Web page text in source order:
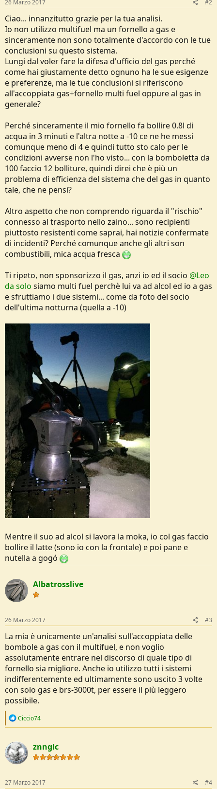
26 Marzo 2017 #2
Ciao... innanzitutto grazie per la tua analisi.
Io non utilizzo multifuel ma un fornello a gas e
sinceramente non sono totalmente d'accordo con le tue
conclusioni su questo sistema.
Lungi dal voler fare la difesa d'ufficio del gas perché
come hai giustamente detto ognuno ha le sue esigenze
e preferenze, ma le tue conclusioni si riferiscono
all'accoppiata gas+fornello multi fuel oppure al gas in
generale?
Perché sinceramente il mio fornello fa bollire 0.8l di
acqua in 3 minuti e l'altra notte a -10 ce ne he messi
comunque meno di 4 e quindi tutto sto calo per le
condizioni avverse non l'ho visto... con la bomboletta da
100 faccio 12 bolliture, quindi direi che è più un
problema di efficienza del sistema che del gas in quanto
tale, che ne pensi?
Altro aspetto che non comprendo riguarda il "rischio"
connesso al trasporto nello zaino... sono recipienti
piuttosto resistenti come saprai, hai notizie confermate
di incidenti? Perché comunque anche gli altri son
combustibili, mica acqua fresca
Ti ripeto, non sponsorizzo il gas, anzi io ed il socio @Leo
da solo siamo multi fuel perchè lui va ad alcol ed io a gas
e sfruttiamo i due sistemi... come da foto del socio
dell'ultima notturna (quella a -10)
Mentre il suo ad alcol si lavora la moka, io col gas faccio
bollire il latte (sono io con la frontale) e poi pane e
nutella a gogó
Albatrosslive
26 Marzo 2017 #3
La mia è unicamente un'analisi sull'accoppiata delle
bombole a gas con il multifuel, e non voglio
assolutamente entrare nel discorso di quale tipo di
fornello sia migliore. Anche io utilizzo tutti i sistemi
indifferentemente ed ultimamente sono uscito 3 volte
con solo gas e brs-3000t, per essere il più leggero
possibile.
R
c
t
i
o
s
:
Ciccio74
znnglc
27 Marzo 2017 #4